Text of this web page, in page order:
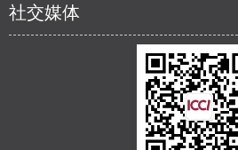
社交媒体